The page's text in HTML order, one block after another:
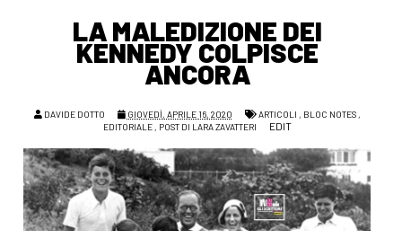
LA MALEDIZIONE DEI
KENNEDY COLPISCE
ANCORA
DAVIDE DOTTO GIOVEDÌ, APRILE 16, 2020 ARTICOLI , BLOC NOTES,
EDITORIALE, POST DI LARA ZAVATTERI EDIT